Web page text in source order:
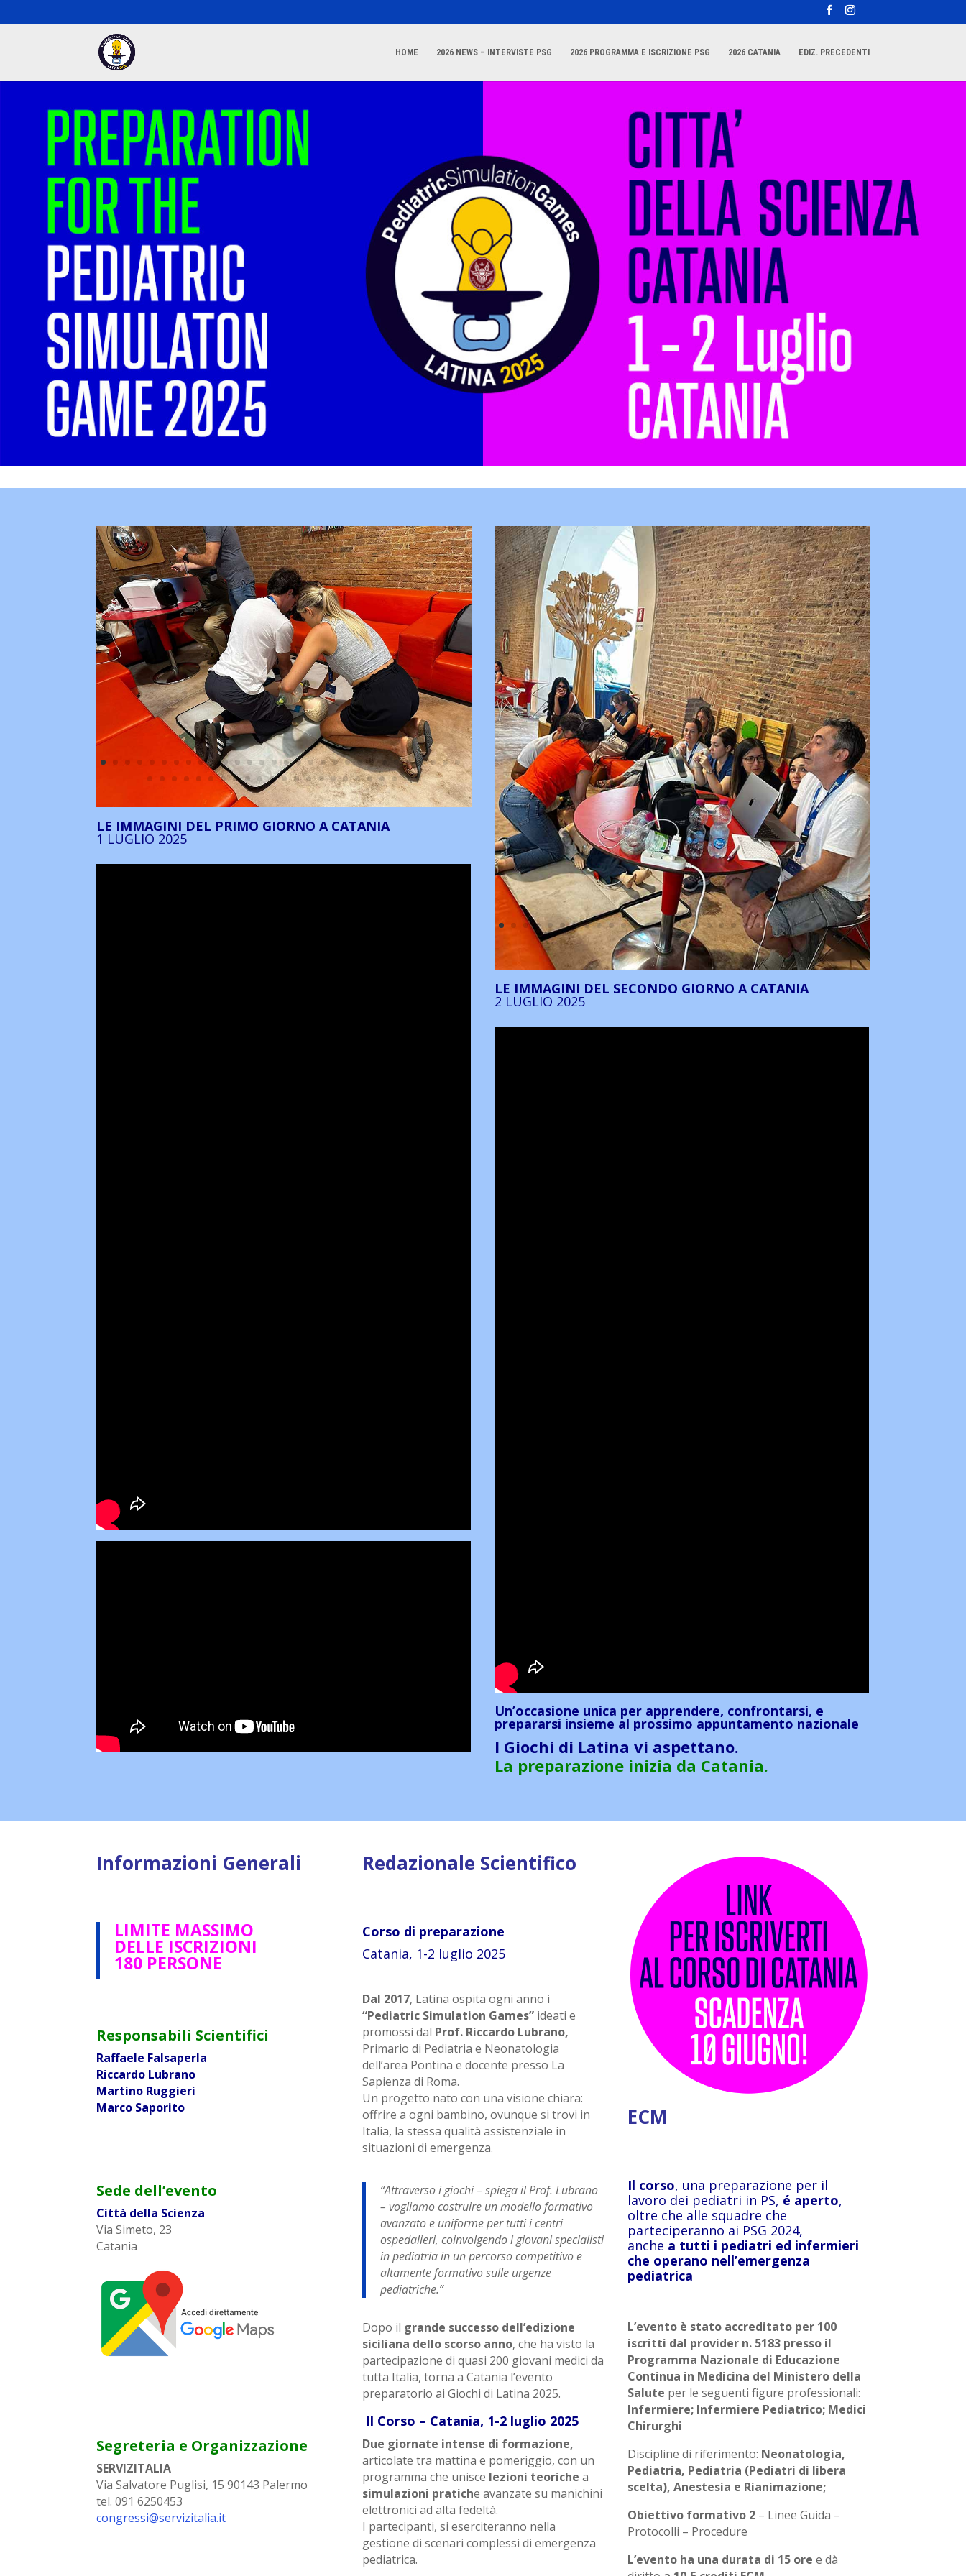
HOME 2026 NEWS – INTERVISTE PSG 2026 PROGRAMMA E ISCRIZIONE PSG 2026 CATANIA EDIZ. PRECEDENTI
LE IMMAGINI DEL PRIMO GIORNO A CATANIA
1 LUGLIO 2025
LE IMMAGINI DEL SECONDO GIORNO A CATANIA
2 LUGLIO 2025
Un’occasione unica per apprendere, confrontarsi, e
prepararsi insieme al prossimo appuntamento nazionale
I Giochi di Latina vi aspettano.
La preparazione inizia da Catania.
Informazioni Generali
LIMITE MASSIMO
DELLE ISCRIZIONI
180 PERSONE
Responsabili Scientifici
Raffaele Falsaperla
Riccardo Lubrano
Martino Ruggieri
Marco Saporito
Sede dell’evento
Città della Scienza
Via Simeto, 23
Catania
Segreteria e Organizzazione
SERVIZITALIA
Via Salvatore Puglisi, 15 90143 Palermo
tel. 091 6250453
congressi@servizitalia.it
Redazionale Scientifico
Corso di preparazione
Catania, 1-2 luglio 2025
Dal 2017, Latina ospita ogni anno i
“Pediatric Simulation Games”ideati e
promossi dal Prof. Riccardo Lubrano,
Primario di Pediatria e Neonatologia
dell’area Pontina e docente presso La
Sapienza di Roma.
Un progetto nato con una visione chiara:
offrire a ogni bambino, ovunque si trovi in
Italia, la stessa qualità assistenziale in
situazioni di emergenza.
“Attraverso i giochi – spiega il Prof. Lubrano
– vogliamo costruire un modello formativo
avanzato e uniforme per tutti i centri
ospedalieri, coinvolgendo i giovani specialisti
in pediatria in un percorso competitivo e
altamente formativo sulle urgenze
pediatriche.”
Dopo il grande successo dell’edizione
siciliana dello scorso anno, che ha visto la
partecipazione di quasi 200 giovani medici da
tutta Italia, torna a Catania l’evento
preparatorio ai Giochi di Latina 2025.
Il Corso – Catania, 1-2 luglio 2025
Due giornate intense di formazione,
articolate tra mattina e pomeriggio, con un
programma che unisce lezioni teoriche a
simulazioni pratiche avanzate su manichini
elettronici ad alta fedeltà.
I partecipanti, si eserciteranno nella
gestione di scenari complessi di emergenza
pediatrica.
ECM
Il corso, una preparazione per il
lavoro dei pediatri in PS, é aperto,
oltre che alle squadre che
parteciperanno ai PSG 2024,
anche a tutti i pediatri ed infermieri
che operano nell’emergenza
pediatrica
L’evento è stato accreditato per 100
iscritti dal provider n. 5183 presso il
Programma Nazionale di Educazione
Continua in Medicina del Ministero della
Salute per le seguenti figure professionali:
Infermiere; Infermiere Pediatrico; Medici
Chirurghi
Discipline di riferimento: Neonatologia,
Pediatria, Pediatria (Pediatri di libera
scelta), Anestesia e Rianimazione;
Obiettivo formativo 2 – Linee Guida –
Protocolli – Procedure
L’evento ha una durata di 15 ore e dà